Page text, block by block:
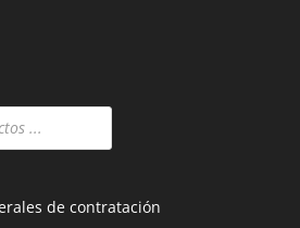
de contratación